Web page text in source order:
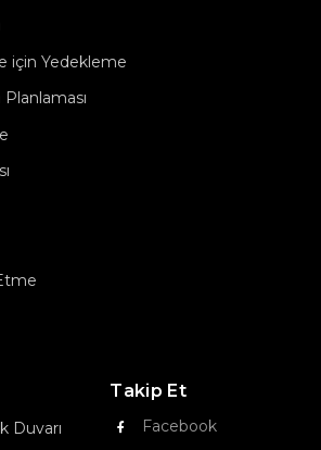
için Yedekleme
Duvarı
Takip Et
Facebook